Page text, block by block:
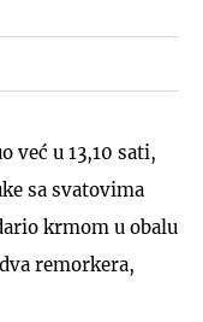
već u 13,10 sati,
sa svatovima
krmom u obalu
remorkera,